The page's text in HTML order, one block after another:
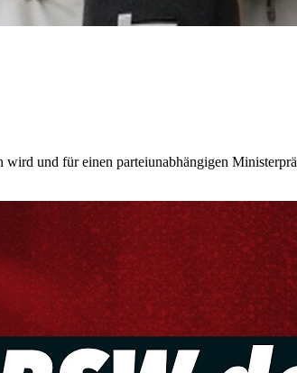
und für einen parteiunabhängigen